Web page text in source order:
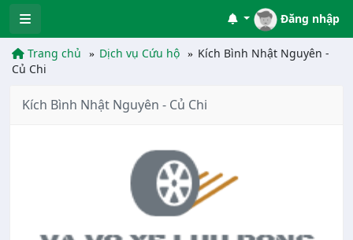
Đăng nhập
Trang chủ Dịch vụ Cứu hộ
Kích Bình Nhật Nguyên -
Củ Chi
Kích Bình Nhật Nguyên - Củ Chi